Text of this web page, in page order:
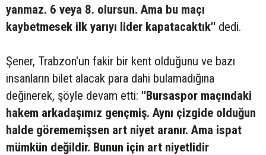
yanmaz. 6 veya 8. olursun. Ama bu maçı
kaybetmesek ilk yarıyı lider kapatacaktık'' dedi.
Şener, Trabzon'un fakir bir kent olduğunu ve bazı
insanların bilet alacak para dahi bulamadığına
değinerek, şöyle devam etti: ''Bursaspor maçındaki
hakem arkadaşımız gençmiş. Aynı çizgide olduğun
halde görememişsen art niyet aranır. Ama ispat
mümkün değildir. Bunun için art niyetlidir